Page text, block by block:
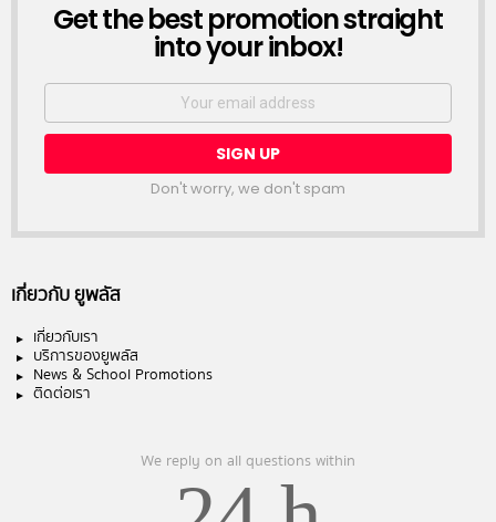
NEWSLETTER
Get the best promotion straight
into your inbox!
Email
Don't worry, we don't spam
เกี่ยวกับ ยูพลัส
เกี่ยวกับเรา
บริการของยูพลัส
News & School Promotions
ติดต่อเรา
We reply on all questions within